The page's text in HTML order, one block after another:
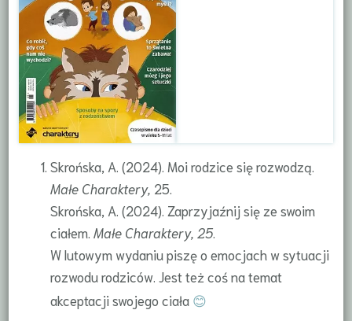
Skrońska, A. (2024). Moi rodzice się rozwodzą.
Małe Charaktery, 25.
Skrońska, A. (2024). Zaprzyjaźnij się ze swoim
ciałem. Małe Charaktery, 25.
W lutowym wydaniu piszę o emocjach w sytuacji
rozwodu rodziców. Jest też coś na temat
akceptacji swojego ciała 😊